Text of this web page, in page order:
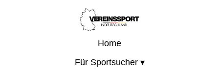
Home
Für Sportsucher ▾